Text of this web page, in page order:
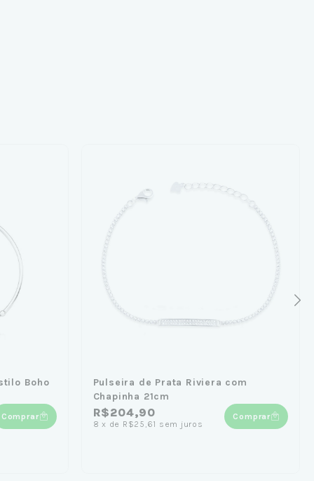
Boho
Comprar
Pulseira de Prata Riviera com
Chapinha 21cm
R$204,90
8 x de R$25,61 sem juros
Comprar